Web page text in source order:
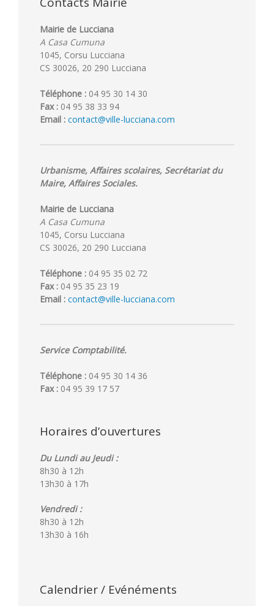
Mairie de Lucciana
A Casa Cumuna
1045, Corsu Lucciana
CS 30026, 20 290 Lucciana
Téléphone : 04 95 30 14 30
Fax : 04 95 38 33 94
Email : contact@ville-lucciana.com
Urbanisme, Affaires scolaires, Secrétariat du
Maire, Affaires Sociales.
Mairie de Lucciana
A Casa Cumuna
1045, Corsu Lucciana
CS 30026, 20 290 Lucciana
Téléphone : 04 95 35 02 72
Fax : 04 95 35 23 19
Email : contact@ville-lucciana.com
Service Comptabilité.
Téléphone : 04 95 30 14 36
Fax : 04 95 39 17 57
Horaires d’ouvertures
Du Lundi au Jeudi :
8h30 à 12h
13h30 à 17h
Vendredi :
8h30 à 12h
13h30 à 16h
Calendrier / Evénéments